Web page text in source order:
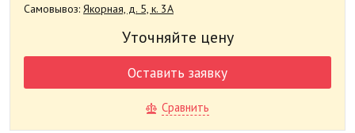
Самовывоз: Якорная, д. 5, к. 3А
Уточняйте цену
Оставить заявку
Сравнить